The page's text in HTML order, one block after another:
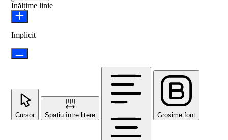
Înălțime linie
Implicit
Cursor Spațiu între litere Grosime font